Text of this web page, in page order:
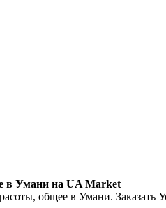
в Умани на UA Market
общее в Умани.